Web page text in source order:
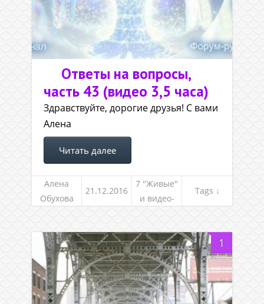
Ответы на вопросы,
часть 43 (видео 3,5 часа)
Здравствуйте, дорогие друзья! С вами
Алена
Читать далее
Алена
Обухова
21.12.2016
7 "Живые"
и видео-
Tags ↓
1